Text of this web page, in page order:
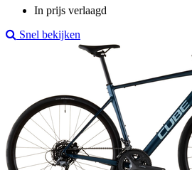
In prijs verlaagd
Snel bekijken